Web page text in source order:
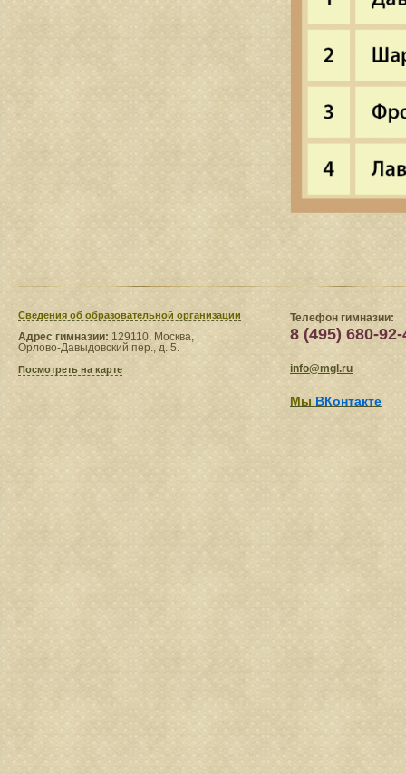
Сведения​ об образовательной организации
Адрес гимназии: 129110, Москва,
Орлово-Давыдовский пер., д. 5.
Посмотреть на карте
Телефон гимназии:
8 (495) 680-92-
info@mgl.ru
Мы ВКонтакте